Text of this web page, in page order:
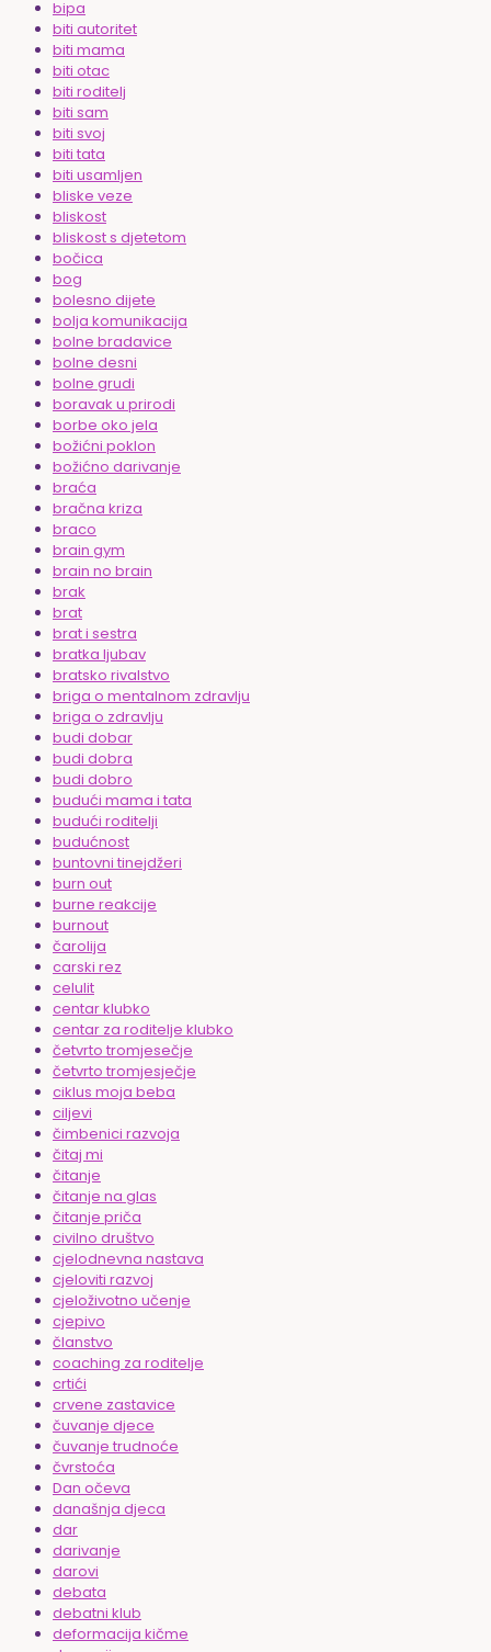
bipa
biti autoritet
biti mama
biti otac
biti roditelj
biti sam
biti svoj
biti tata
biti usamljen
bliske veze
bliskost
bliskost s djetetom
bočica
bog
bolesno dijete
bolja komunikacija
bolne bradavice
bolne desni
bolne grudi
boravak u prirodi
borbe oko jela
božićni poklon
božićno darivanje
braća
bračna kriza
braco
brain gym
brain no brain
brak
brat
brat i sestra
bratka ljubav
bratsko rivalstvo
briga o mentalnom zdravlju
briga o zdravlju
budi dobar
budi dobra
budi dobro
budući mama i tata
budući roditelji
budućnost
buntovni tinejdžeri
burn out
burne reakcije
burnout
čarolija
carski rez
celulit
centar klubko
centar za roditelje klubko
četvrto tromjesečje
četvrto tromjesječje
ciklus moja beba
ciljevi
čimbenici razvoja
čitaj mi
čitanje
čitanje na glas
čitanje priča
civilno društvo
cjelodnevna nastava
cjeloviti razvoj
cjeloživotno učenje
cjepivo
članstvo
coaching za roditelje
crtići
crvene zastavice
čuvanje djece
čuvanje trudnoće
čvrstoća
Dan očeva
današnja djeca
dar
darivanje
darovi
debata
debatni klub
deformacija kičme